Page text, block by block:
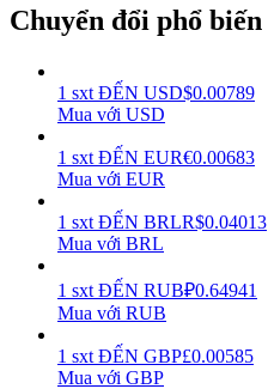
Chiến lược giao dịch
Học cách duy trì lợi nhuận
Chuyển đổi phổ
1 sxt ĐẾN USD$0.00789
Mua với USD
1 sxt ĐẾN EUR€0.00683
Mua với EUR
1 sxt ĐẾN BRLR$0.04013
Mua với BRL
1 sxt ĐẾN RUB₽0.64941
Mua với RUB
1 sxt ĐẾN GBP£0.00585
Mua với GBP